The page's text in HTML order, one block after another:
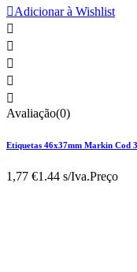
Adicionar à Wishlist





Avaliação(0)
Etiquetas 46x37mm Markin Cod
1,77 €1.44 s/Iva.Preço